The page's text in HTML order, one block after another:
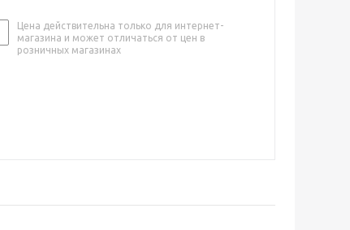
Цена действительна только для интернет-
магазина и может отличаться от цен в
розничных магазинах